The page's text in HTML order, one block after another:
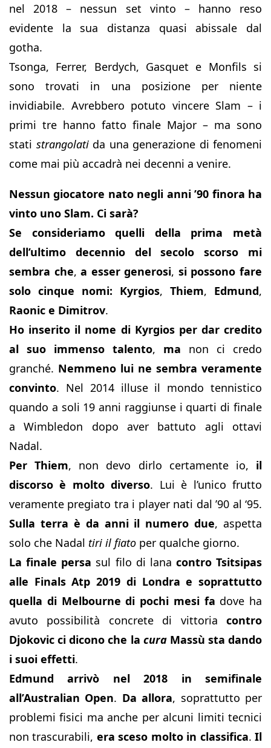
nel 2018 – nessun set vinto – hanno reso
evidente la sua distanza quasi abissale dal
gotha.
Tsonga, Ferrer, Berdych, Gasquet e Monfils si
sono trovati in una posizione per niente
invidiabile. Avrebbero potuto vincere Slam – i
primi tre hanno fatto finale Major – ma sono
stati strangolati da una generazione di fenomeni
come mai più accadrà nei decenni a venire.
Nessun giocatore nato negli anni ’90 finora ha
vinto uno Slam. Ci sarà?
Se consideriamo quelli della prima metà
dell’ultimo decennio del secolo scorso mi
sembra che,a esser generosi, si possono fare
solo cinque nomi: Kyrgios, Thiem, Edmund,
Raonic e Dimitrov.
Ho inserito il nome di Kyrgios per dar credito
al suo immenso talento, ma non ci credo
granché. Nemmeno lui ne sembra veramente
convinto. Nel 2014 illuse il mondo tennistico
quando a soli 19 anni raggiunse i quarti di finale
a Wimbledon dopo aver battuto agli ottavi
Nadal.
Per Thiem, non devo dirlo certamente io, il
discorso è molto diverso. Lui è l’unico frutto
veramente pregiato tra i player nati dal ’90 al ‘95.
Sulla terra è da anni il numero due, aspetta
solo che Nadal tiri il fiato per qualche giorno.
La finale persa sul filo di lana contro Tsitsipas
alle Finals Atp 2019 di Londra e soprattutto
quella di Melbourne di pochi mesi fa dove ha
avuto possibilità concrete di vittoria contro
Djokovic ci dicono che la curaMassù sta dando
i suoi effetti.
Edmund arrivò nel 2018 in semifinale
all’Australian Open. Da allora, soprattutto per
problemi fisici ma anche per alcuni limiti tecnici
non trascurabili, era sceso molto in classifica.Il